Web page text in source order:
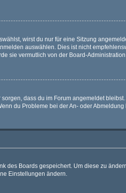
wirst du nur für eine Sitzung
auswählen. Dies ist nicht
sie vermutlich von der Board-
dass du im Forum angemeldet
du Probleme bei der An- oder
Boards gespeichert. Um diese zu
Einstellungen ändern.